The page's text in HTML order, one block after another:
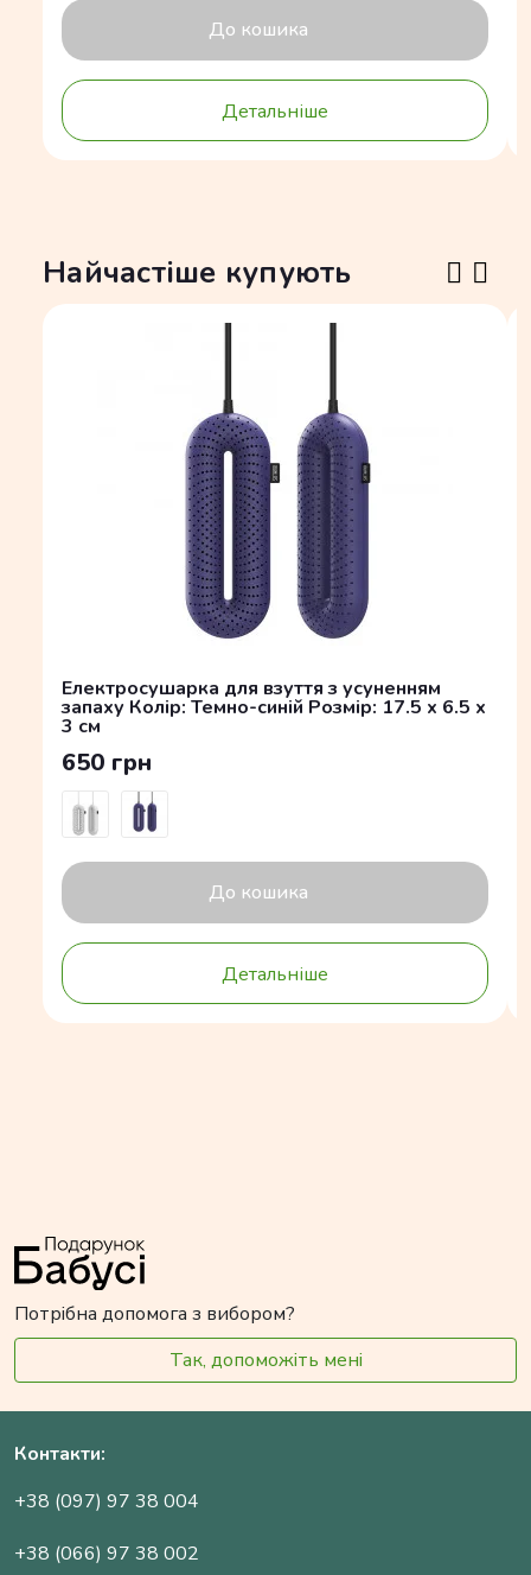
До кошика
Детальніше
Найчастіше купують
Електросушарка для взуття з усуненням
запаху Колір: Темно-синій Розмір: 17.5 x 6.5 x
3 см
650 грн
До кошика
Детальніше
Потрібна допомога з вибором?
Так, допоможіть мені
Контакти:
+38 (097) 97 38 004
+38 (066) 97 38 002